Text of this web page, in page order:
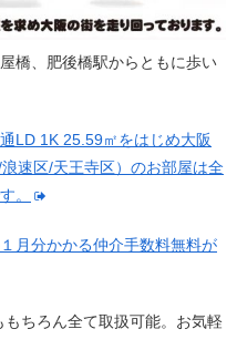
橋、肥後橋駅からともに歩い
LD 1K 25.59㎡をはじめ大阪
速区/天王寺区）のお部屋は全
。
月分かかる仲介手数料無料が
ちろん全て取扱可能。お気軽